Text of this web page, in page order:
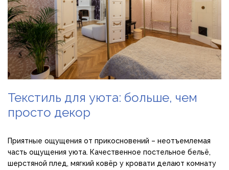
Текстиль для уюта: больше, чем
просто декор
Приятные ощущения от прикосновений – неотъемлемая
часть ощущения уюта. Качественное постельное бельё,
шерстяной плед, мягкий ковёр у кровати делают комнату